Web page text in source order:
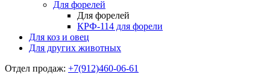
Для форелей
Для форелей
КРФ-114 для форели
Для коз и овец
Для других животных
Отдел продаж: +7(912)460-06-61